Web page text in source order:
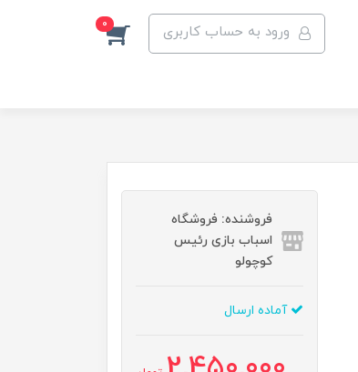
ورود به حساب کاربری 0
فروشنده: فروشگاه
اسباب بازی رئیس
کوچولو
آماده ارسال